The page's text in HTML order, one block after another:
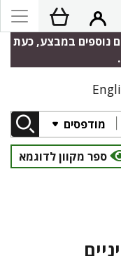
נוספים במבצע, כעת
מודפסים
ספר מקוון לדוגמא